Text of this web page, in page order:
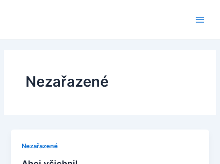
Nezařazené
Nezařazené